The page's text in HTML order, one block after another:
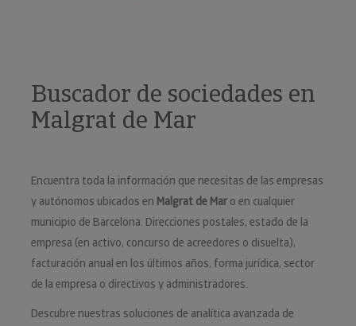
Buscador de sociedades en
Malgrat de Mar
Encuentra toda la información que necesitas de las empresas
y autónomos ubicados en Malgrat de Maro en cualquier
municipio de Barcelona. Direcciones postales, estado de la
empresa (en activo, concurso de acreedores o disuelta),
facturación anual en los últimos años, forma jurídica, sector
de la empresa o directivos y administradores.
Descubre nuestras soluciones de analítica avanzada de